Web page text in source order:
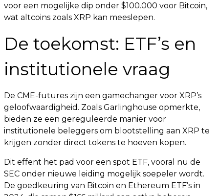
voor een mogelijke dip onder $100.000 voor Bitcoin,
wat altcoins zoals XRP kan meeslepen.
De toekomst: ETF’s en
institutionele vraag
De CME-futures zijn een gamechanger voor XRP’s
geloofwaardigheid. Zoals Garlinghouse opmerkte,
bieden ze een gereguleerde manier voor
institutionele beleggers om blootstelling aan XRP te
krijgen zonder direct tokens te hoeven kopen.
Dit effent het pad voor een spot ETF, vooral nu de
SEC onder nieuwe leiding mogelijk soepeler wordt.
De goedkeuring van Bitcoin en Ethereum ETF’s in